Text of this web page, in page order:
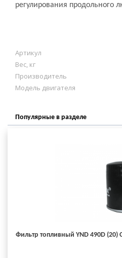
регулирования продольного
Артикул
Вес, кг
Производитель
Модель двигателя
Популярные в разделе
Фильтр топливный YND 490D (20)